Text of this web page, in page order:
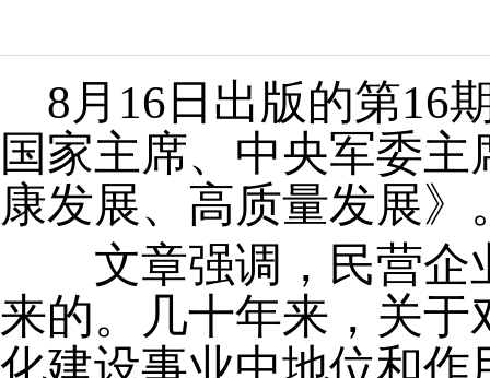
8月16日出版的第16
国家主席、中央军委
康发展、高质量发展》
文章强调，民营企
来的。几十年来，关
化建设事业中地位和